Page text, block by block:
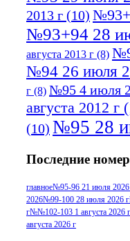
2013 г (10)
№93+94 28
августа 2013 г (8)
№94 26 июля
г (8) №95 4 июля
августа 2012 г
(10) №95 28
июля 2017 г
г(13) №96 28
июля 2014 г(10)
2016 г(13)
Последние
главное№95-96 21 июля 2026
2026№99-100 28 июля 2026 г
г№№102-103 1 августа 2026 г
августа 2026 г